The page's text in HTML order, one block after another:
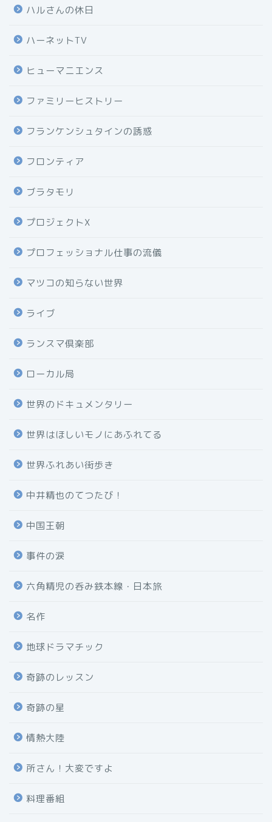
ハルさんの休日
ハーネットTV
ヒューマニエンス
ファミリーヒストリー
フランケンシュタインの誘惑
フロンティア
ブラタモリ
プロジェクトX
プロフェッショナル仕事の流儀
マツコの知らない世界
ライブ
ランスマ倶楽部
ローカル局
世界のドキュメンタリー
世界はほしいモノにあふれてる
世界ふれあい街歩き
中井精也のてつたび！
中国王朝
事件の涙
六角精児の呑み鉄本線・日本旅
名作
地球ドラマチック
奇跡のレッスン
奇跡の星
情熱大陸
所さん！大変ですよ
料理番組